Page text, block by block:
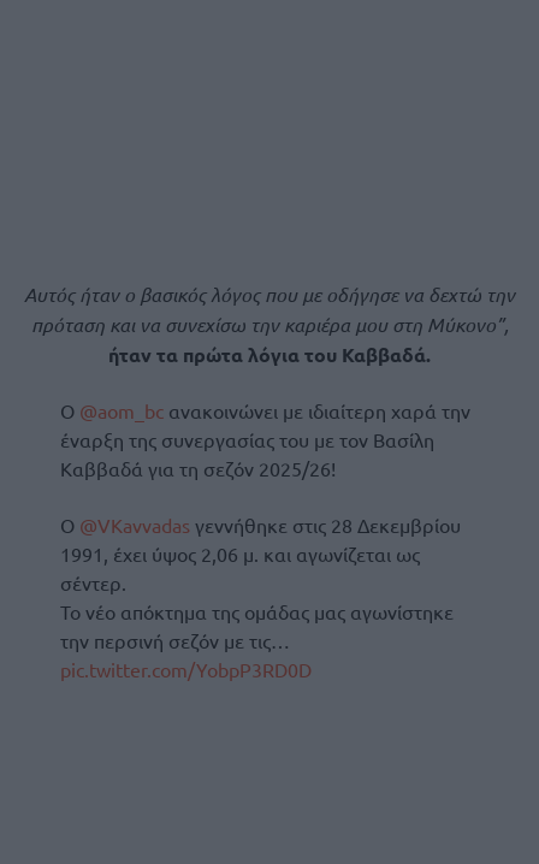
Αυτός ήταν ο βασικός λόγος που με οδήγησε να δεχτώ την
πρόταση και να συνεχίσω την καριέρα μου στη Μύκονο”,
ήταν τα πρώτα λόγια του Καββαδά.
Ο @aom_bc ανακοινώνει με ιδιαίτερη χαρά την
έναρξη της συνεργασίας του με τον Βασίλη
Καββαδά για τη σεζόν 2025/26!
Ο @VKavvadas γεννήθηκε στις 28 Δεκεμβρίου
1991, έχει ύψος 2,06 μ. και αγωνίζεται ως
σέντερ.
Το νέο απόκτημα της ομάδας μας αγωνίστηκε
την περσινή σεζόν με τις…
pic.twitter.com/YobpP3RD0D